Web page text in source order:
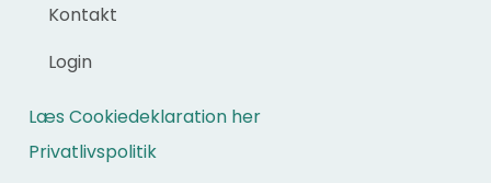
Kontakt
Login
Læs Cookiedeklaration her
Privatlivspolitik